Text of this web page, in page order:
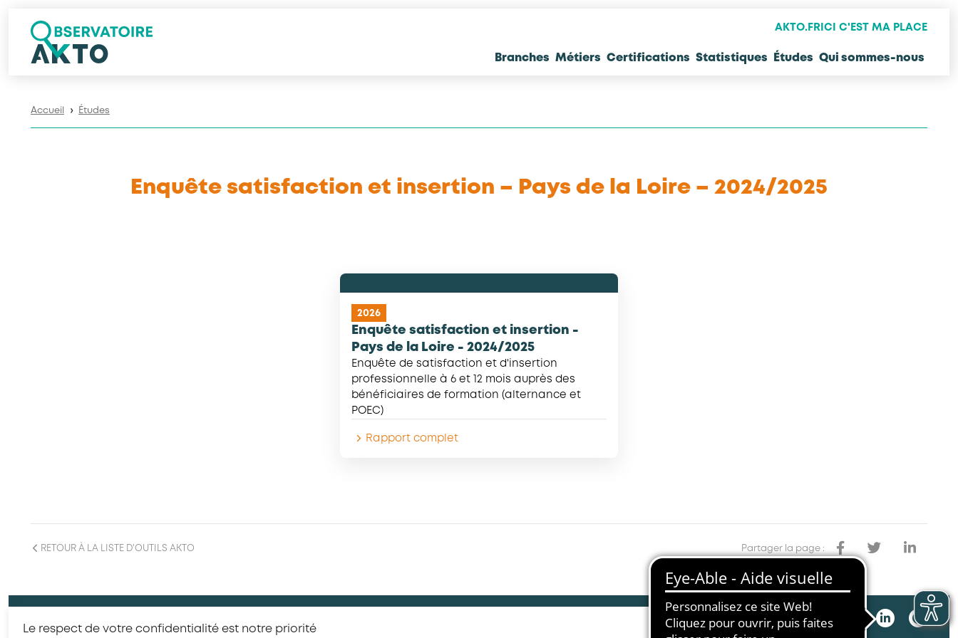
AKTO.FR ICI C'EST MA PLACE
Branches Métiers Certifications Statistiques Études Qui sommes-nous
Accueil ❯ Études
Enquête satisfaction et insertion – Pays de la Loire – 2024/2025
2026
Enquête satisfaction et insertion -
Pays de la Loire - 2024/2025
Enquête de satisfaction et d'insertion
professionnelle à 6 et 12 mois auprès des
bénéficiaires de formation (alternance et
POEC)
Rapport complet
RETOUR À LA LISTE D'OUTILS AKTO Partager la page :
Conditions générales Politique de confidentialité
Le respect de votre confidentialité est notre priorité